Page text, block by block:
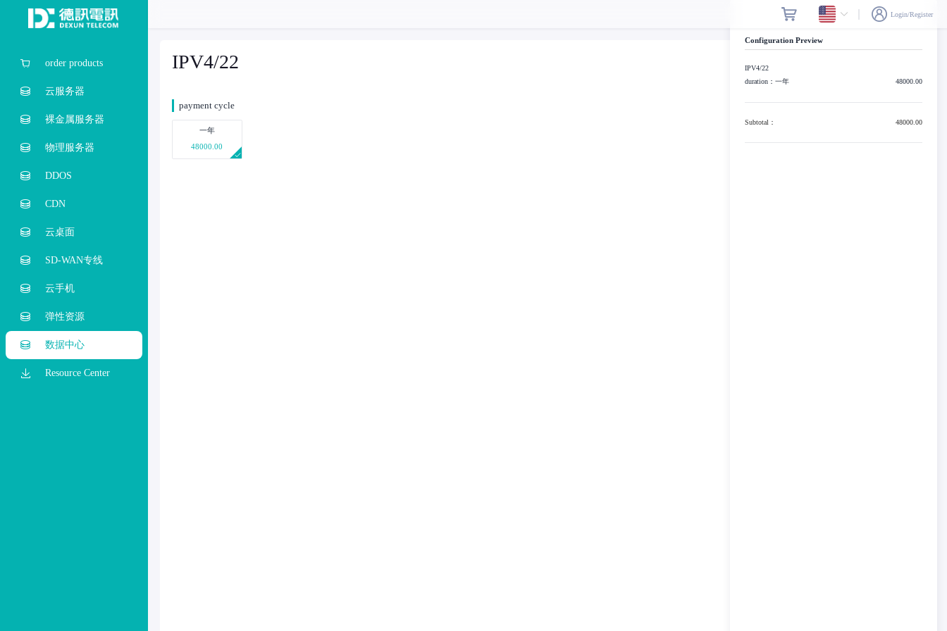
order products
云服务器
裸金属服务器
物理服务器
DDOS
CDN
云桌面
SD-WAN专线
云手机
弹性资源
数据中心
Resource Center
Login/Register
IPV4/22
payment cycle
一年
48000.00
Configuration Preview
IPV4/22
duration：一年
48000.00
Subtotal： 48000.00